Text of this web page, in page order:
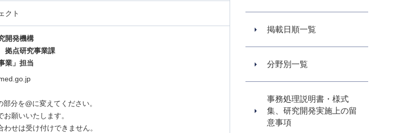
クト
開発機構
拠点研究事業課
業」担当
分を@に変えてください。
願いいたします。
せは受け付けできません。
掲載日順一覧
分野別一覧
事務処理説明書・様式
集、研究開発実施上の留
意事項